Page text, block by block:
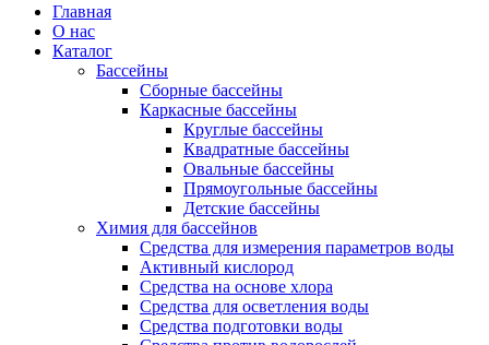
Главная
О нас
Каталог
Бассейны
Сборные бассейны
Каркасные бассейны
Круглые бассейны
Квадратные бассейны
Овальные бассейны
Прямоугольные бассейны
Детские бассейны
Химия для бассейнов
Средства для измерения параметров воды
Активный кислород
Средства на основе хлора
Средства для осветления воды
Средства подготовки воды